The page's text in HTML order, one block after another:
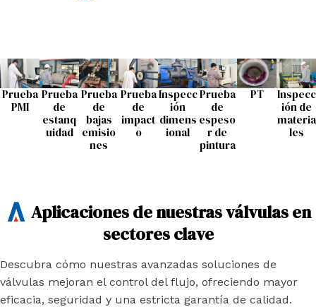
Prueba
PMI
Prueba
de
estanq
uidad
Prueba
de
bajas
emisio
nes
Prueba
de
impact
o
Inspecc
ión
dimens
ional
Prueba
de
espeso
r de
pintura
PT
Inspecc
ión de
materia
les
Aplicaciones de nuestras válvulas en
sectores clave
Descubra cómo nuestras avanzadas soluciones de
válvulas mejoran el control del flujo, ofreciendo mayor
eficacia, seguridad y una estricta garantía de calidad.